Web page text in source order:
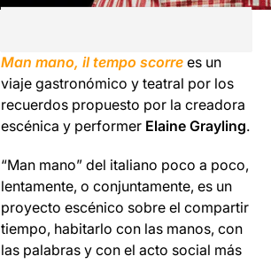
Man mano, il tempo scorrees un
viaje gastronómico y teatral por los
recuerdos propuesto por la creadora
escénica y performer Elaine Grayling.
“Man mano” del italiano poco a poco,
lentamente, o conjuntamente, es un
proyecto escénico sobre el compartir
tiempo, habitarlo con las manos, con
las palabras y con el acto social más